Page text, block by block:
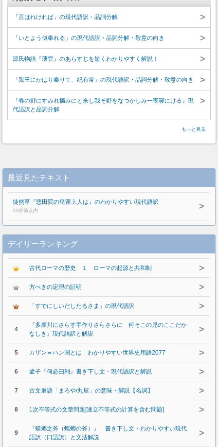
「言はれければ」の現代語訳・品詞分解 >
「いとよう似奉れる」の現代語訳・品詞分解・敬意の向き >
源氏物語『薄雲』のあらすじを短くわかりやすく解説！ >
「親王にかはり奉りて、紀有常」の現代語訳・品詞分解・敬意の向き >
『春の野にすみれ摘みにと来し我そ野をなつかしみ一夜寝にける』現
代語訳と品詞分解
>
もっと見る
最近見たテキスト
徒然草『悲田院の尭蓮上人は』のわかりやすい現代語訳
10分前以内 >
デイリーランキング
古代ローマの歴史 １ ローマの起源と共和制 >
方べきの定理の証明 >
「すでにしいだしたるさま」の現代語訳 >
4
『多摩川にさらす手作りさらさらに 何そこの児のここだか
なしき』現代語訳と解説
>
5 カザン＝ハン国とは わかりやすい世界史用語2077 >
6 孟子『何必曰利』書き下し文・現代語訳と解説 >
7 古文単語「まろや/丸屋」の意味・解説【名詞】 >
8 1次不等式の文章問題[連立不等式の計算を含む問題] >
9
『蟷螂之斧（蟷螂の斧）』 書き下し文・わかりやすい現代
語訳（口語訳）と文法解説
>